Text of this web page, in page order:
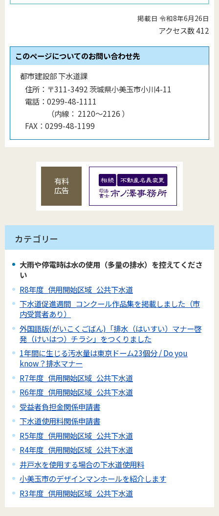
掲載日 令和8年6月26日
アクセス数412
このページについてのお問い合わせ先
都市建設部 下水道課
住所： 〒311-3492 茨城県小美玉市小川4-11
電話： 0299-48-1111
（内線 ： 2120〜2126 ）
FAX： 0299-48-1199
有料
広告
カテゴリー
大雨や停電時は水の使用（多量の排水）を控えてくださ
い
R8年度_供用開始区域_公共下水道
下水道促進週間_コンクール作品集を掲載しました（市
内受賞者あり）
外国語版(がいこくごばん)「排水（はいすい）マナー啓
発（けいはつ）チラシ」をつくりました
1年間に生じる汚水量は東京ドーム23個分 / Do you
know？排水マナー
R7年度_供用開始区域_公共下水道
R6年度_供用開始区域_公共下水道
受益者負担金関係申請書
下水道使用料関係申請書
R5年度_供用開始区域_公共下水道
R4年度_供用開始区域_公共下水道
井戸水を使用する場合の下水道使用料
小美玉市のデザインマンホールを紹介します
R3年度_供用開始区域_公共下水道